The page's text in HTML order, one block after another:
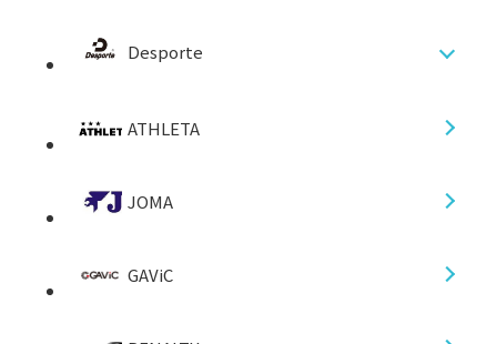
Desporte
ATHLETA
JOMA
GAViC